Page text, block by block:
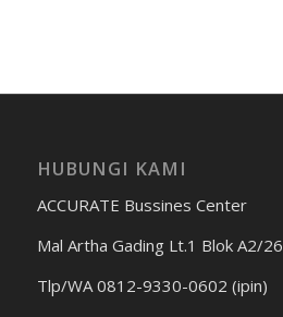
HUBUNGI KAMI
ACCURATE Bussines Center
Mal Artha Gading Lt.1 Blok A2/26
Tlp/WA 0812-9330-0602 (ipin)